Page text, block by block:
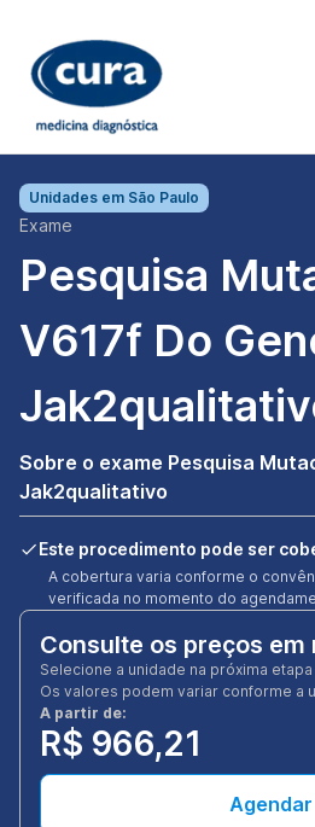
Unidades em São Paulo
Exame
Pesquisa
V617f Do
Sobre o exame Pesquisa
Jak2qualitativo
Este procedimento pode ser
A cobertura varia conforme o
verificada no momento do
Consulte os preços em
Selecione a unidade na próxima
Os valores podem variar conforme a
A partir de:
R$ 966,21
Agendar